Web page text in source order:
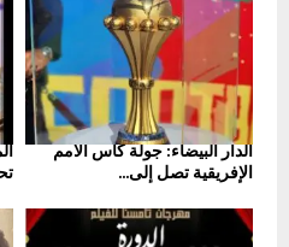
الدار البيضاء: جولة كأس الأمم
الإفريقية تصل إلى...